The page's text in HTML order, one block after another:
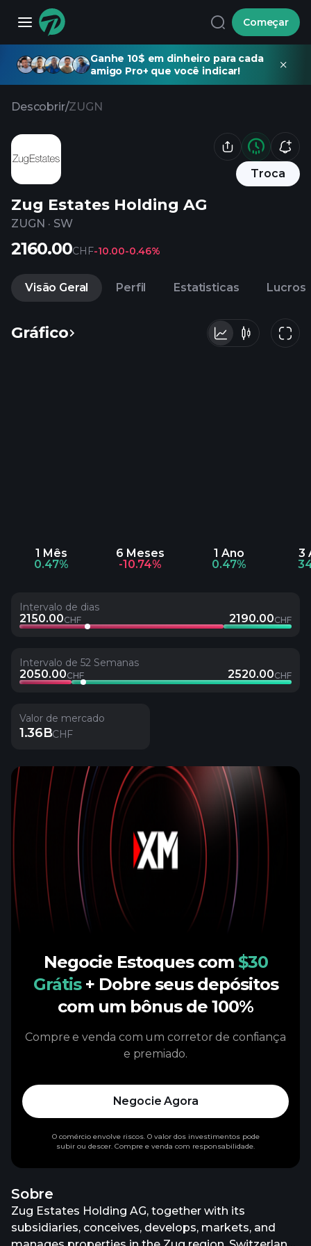
Começar
Ganhe 10$ em dinheiro para cada
amigo Pro+ que você indicar!
Descobrir/ZUGN
Troca
Zug Estates Holding AG
ZUGN · SW
2160.00CHF-10.00-0.46%
Visão Geral Perfil Estatisticas Lucros
Gráfico
1 Mês
0.47%
6 Meses
-10.74%
1 Ano
0.47%
3
Intervalo de dias
2150.00CHF 2190.00CHF
Intervalo de 52 Semanas
2050.00CHF 2520.00CHF
Valor de mercado
1.36BCHF
Sobre
Zug Estates Holding AG, together with its
subsidiaries, conceives, develops, markets, and
Negocie Estoques com $30
Grátis + Dobre seus depósitos
com um bônus de 100%
Compre e venda com um corretor de confiança
e premiado.
Negocie Agora
O comércio envolve riscos. O valor dos investimentos pode
subir ou descer. Compre e venda com responsabilidade.